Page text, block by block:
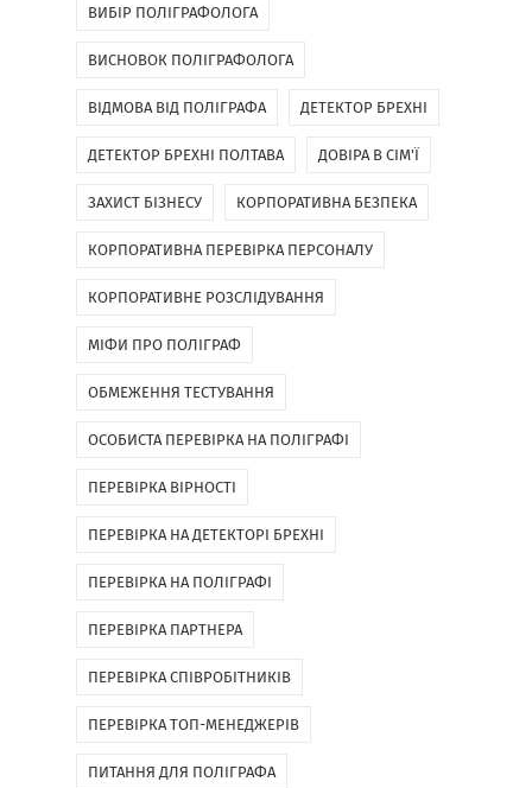
ВИБІР ПОЛІГРАФОЛОГА
ВИСНОВОК ПОЛІГРАФОЛОГА
ВІДМОВА ВІД ПОЛІГРАФА ДЕТЕКТОР БРЕХНІ
ДЕТЕКТОР БРЕХНІ ПОЛТАВА ДОВІРА В СІМ'Ї
ЗАХИСТ БІЗНЕСУ КОРПОРАТИВНА БЕЗПЕКА
КОРПОРАТИВНА ПЕРЕВІРКА ПЕРСОНАЛУ
КОРПОРАТИВНЕ РОЗСЛІДУВАННЯ
МІФИ ПРО ПОЛІГРАФ
ОБМЕЖЕННЯ ТЕСТУВАННЯ
ОСОБИСТА ПЕРЕВІРКА НА ПОЛІГРАФІ
ПЕРЕВІРКА ВІРНОСТІ
ПЕРЕВІРКА НА ДЕТЕКТОРІ БРЕХНІ
ПЕРЕВІРКА НА ПОЛІГРАФІ
ПЕРЕВІРКА ПАРТНЕРА
ПЕРЕВІРКА СПІВРОБІТНИКІВ
ПЕРЕВІРКА ТОП-МЕНЕДЖЕРІВ
ПИТАННЯ ДЛЯ ПОЛІГРАФА